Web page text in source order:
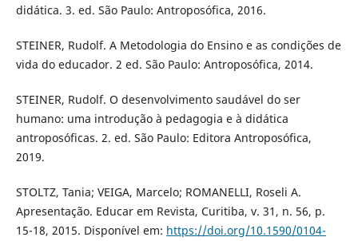
didática. 3. ed. São Paulo: Antroposófica, 2016.
STEINER, Rudolf. A Metodologia do Ensino e as condições de
vida do educador. 2 ed. São Paulo: Antroposófica, 2014.
STEINER, Rudolf. O desenvolvimento saudável do ser
humano: uma introdução à pedagogia e à didática
antroposóficas. 2. ed. São Paulo: Editora Antroposófica,
2019.
STOLTZ, Tania; VEIGA, Marcelo; ROMANELLI, Roseli A.
Apresentação. Educar em Revista, Curitiba, v. 31, n. 56, p.
15-18, 2015. Disponível em: https://doi.org/10.1590/0104-